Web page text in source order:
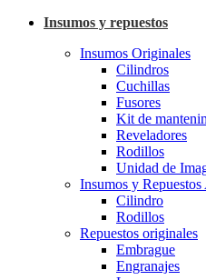
Insumos y repuestos
Insumos Originales
Cilindros
Cuchillas
Fusores
Kit de
Reveladores
Rodillos
Unidad de
Insumos y
Cilindro
Rodillos
Repuestos originales
Embrague
Engranajes